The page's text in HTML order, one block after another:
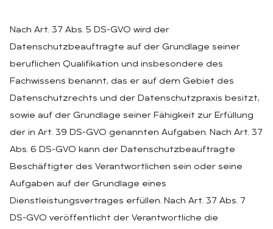
Nach Art. 37 Abs. 5 DS-GVO wird der
Datenschutzbeauftragte auf der Grundlage seiner
beruflichen Qualifikation und insbesondere des
Fachwissens benannt, das er auf dem Gebiet des
Datenschutzrechts und der Datenschutzpraxis besitzt,
sowie auf der Grundlage seiner Fähigkeit zur Erfüllung
der in Art. 39 DS-GVO genannten Aufgaben. Nach Art. 37
Abs. 6 DS-GVO kann der Datenschutzbeauftragte
Beschäftigter des Verantwortlichen sein oder seine
Aufgaben auf der Grundlage eines
Dienstleistungsvertrages erfüllen. Nach Art. 37 Abs. 7
DS-GVO veröffentlicht der Verantwortliche die